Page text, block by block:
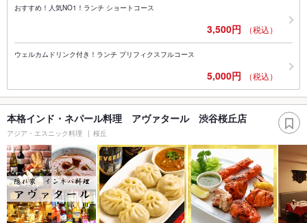
おすすめ！人気NO1！ランチ ショートコース
3,500円 （税込）
ウェルカムドリンク付き！ランチ プリフィクスフルコース
5,000円 （税込）
本格インド・ネパール料理 アヴァタール 渋谷桜丘店
アジア・エスニック料理 桜丘